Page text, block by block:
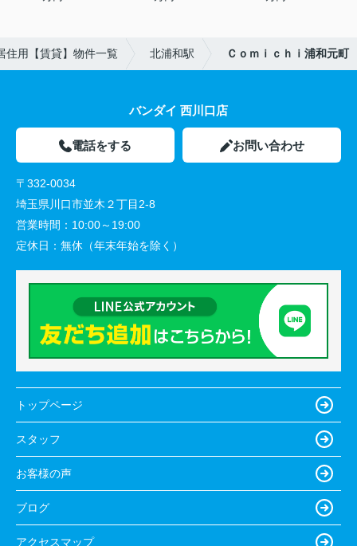
住用【賃貸】物件一覧 北浦和駅 Ｃｏｍｉｃｈｉ浦和元町
バンダイ 西川口店
電話をする お問い合わせ
〒332-0034
埼玉県川口市並木２丁目2-8
営業時間： 10:00～19:00
定休日： 無休（年末年始を除く）
トップページ
スタッフ
お客様の声
ブログ
アクセスマップ